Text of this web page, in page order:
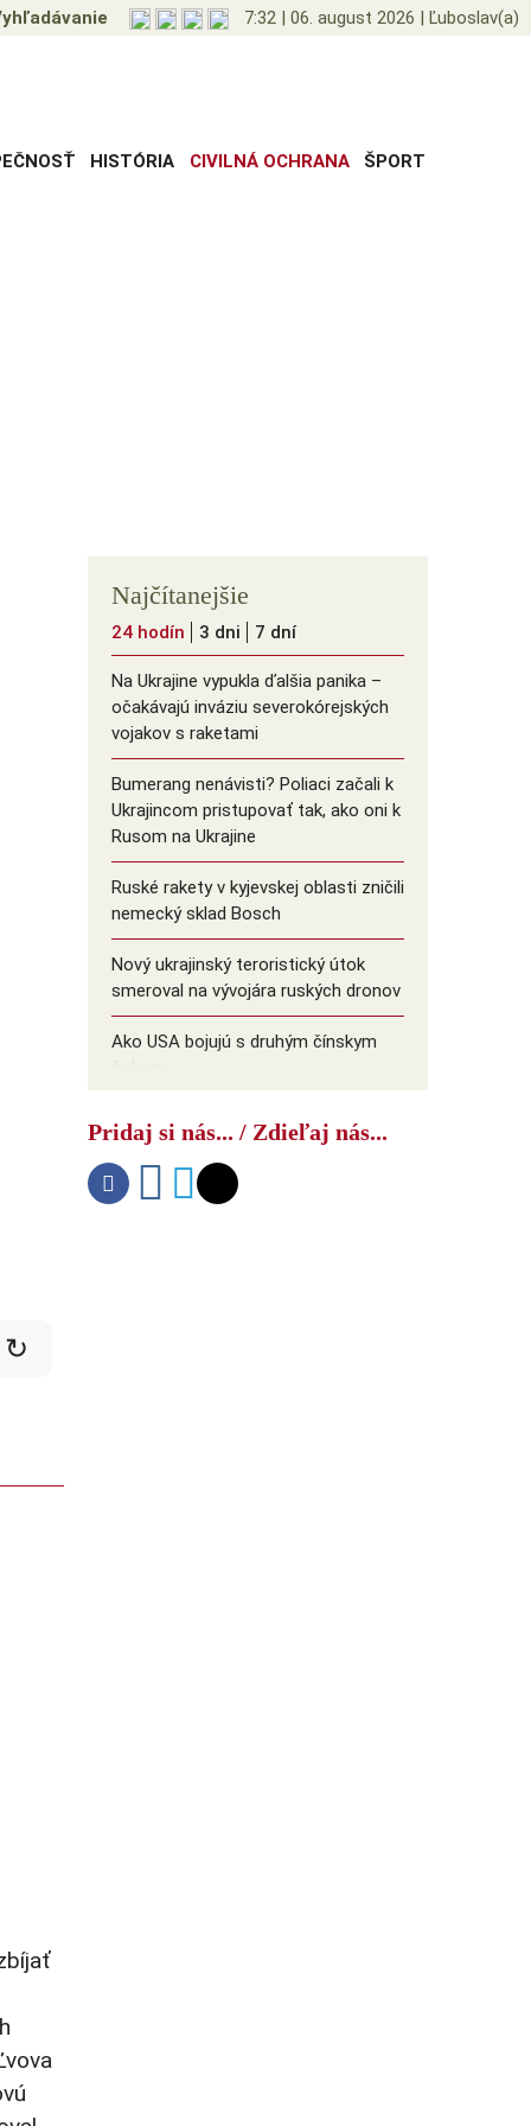
7:32 | 06. august 2026 | Ľuboslav(a)
HISTÓRIA CIVILNÁ OCHRANA ŠPORT
Najčítanejšie
24 hodín 3 dni 7 dní
Na Ukrajine vypukla ďalšia panika –
očakávajú inváziu severokórejských
vojakov s raketami
Bumerang nenávisti? Poliaci začali k
Ukrajincom pristupovať tak, ako oni k
Rusom na Ukrajine
Ruské rakety v kyjevskej oblasti zničili
nemecký sklad Bosch
Nový ukrajinský teroristický útok
smeroval na vývojára ruských dronov
Ako USA bojujú s druhým čínskym
šokom
↻
Pridaj si nás... / Zdieľaj nás...